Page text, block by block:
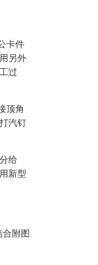
卡件
另外
过
顶角
汽钉
给
新型
附图